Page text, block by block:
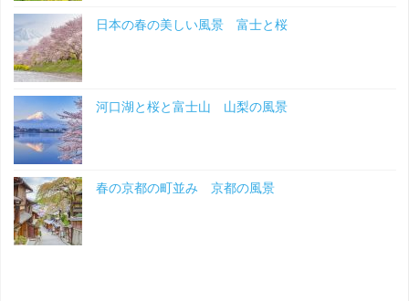
日本の春の美しい風景 富士と桜
河口湖と桜と富士山 山梨の風景
春の京都の町並み 京都の風景